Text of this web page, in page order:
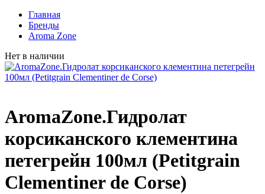
Главная
Бренды
Aroma Zone
Нет в наличии
AromaZone.Гидролат
корсиканского клементина
петегрейн 100мл (Petitgrain
Clementiner de Corse)